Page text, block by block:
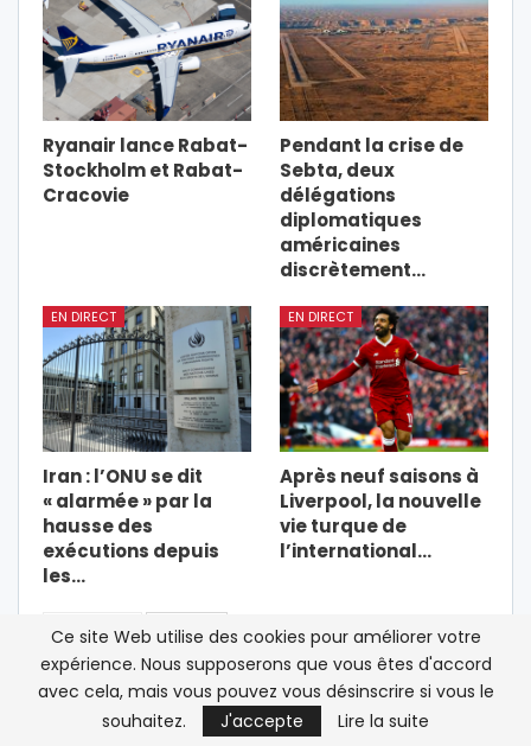
Ryanair lance Rabat-
Stockholm et Rabat-
Cracovie
Pendant la crise de
Sebta, deux
délégations
diplomatiques
américaines
discrètement…
EN DIRECT
Iran : l’ONU se dit
« alarmée » par la
hausse des
exécutions depuis
les…
EN DIRECT
Après neuf saisons à
Liverpool, la nouvelle
vie turque de
l’international…
PRÉCÉDENT SUIVANT
LAISSER UN COMMENTAIRE
Ce site Web utilise des cookies pour améliorer votre
expérience. Nous supposerons que vous êtes d'accord
avec cela, mais vous pouvez vous désinscrire si vous le
souhaitez.
J'accepte Lire la suite